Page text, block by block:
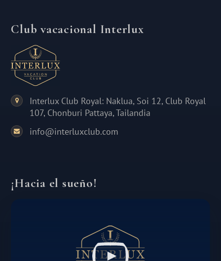
Club vacacional Interlux
Interlux Club Royal: Naklua, Soi 12, Club Royal
107, Chonburi Pattaya, Tailandia
info@interluxclub.com
¡Hacia el sueño!